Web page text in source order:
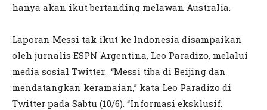
hanya akan ikut bertanding melawan Australia.
Laporan Messi tak ikut ke Indonesia disampaikan
oleh jurnalis ESPN Argentina, Leo Paradizo, melalui
media sosial Twitter. “Messi tiba di Beijing dan
mendatangkan keramaian,” kata Leo Paradizo di
Twitter pada Sabtu (10/6). “Informasi eksklusif.